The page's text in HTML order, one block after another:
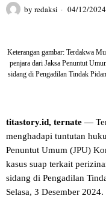
by redaksi 04/12/2024
Keterangan gambar: Terdakwa
penjara dari Jaksa Penuntut
sidang di Pengadilan Tindak
titastory.id, ternate —
menghadapi tuntutan
Penuntut Umum (JPU)
kasus suap terkait
sidang di Pengadilan
Selasa, 3 Desember 2024.